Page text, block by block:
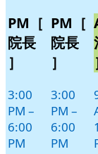
PM［
院長
］
3:00
PM –
6:00
PM
PM［
院長
］
3:00
PM –
6:00
PM